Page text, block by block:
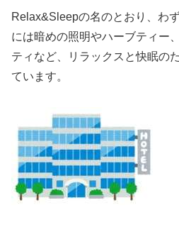
Relax&Sleepの名のとおり、わ
には暗めの照明やハーブティー
ティなど、リラックスと快眠の
ています。